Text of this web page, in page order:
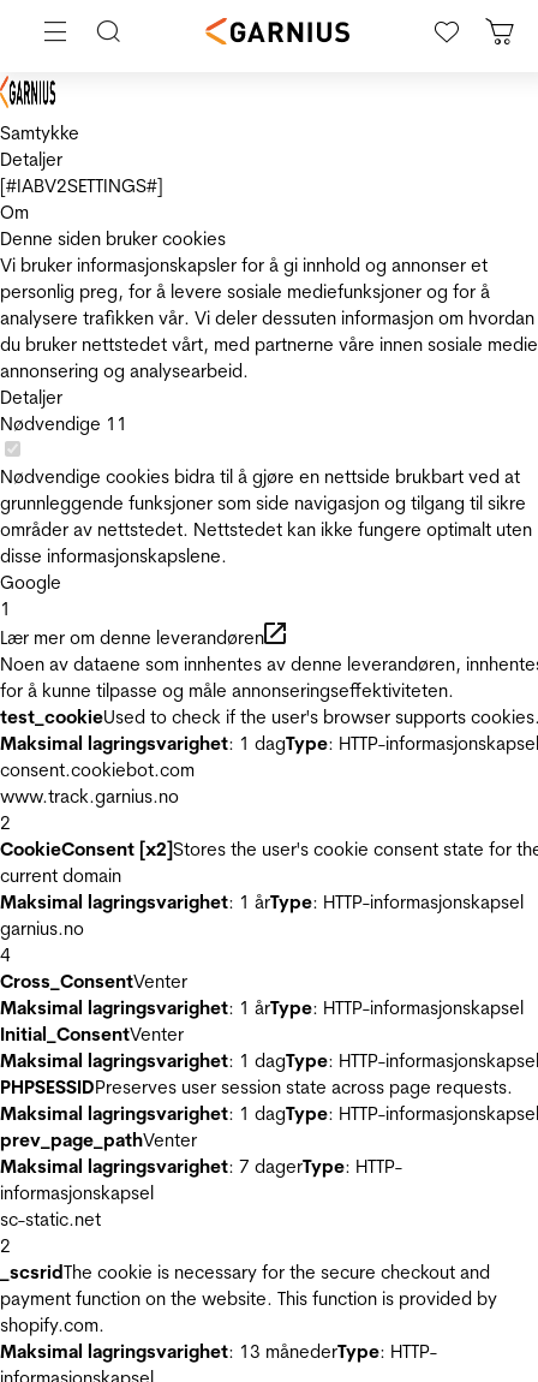
Samtykke
Detaljer
[#IABV2SETTINGS#]
Om
Denne siden bruker cookies
Vi bruker informasjonskapsler for å gi innhold og annonser et
personlig preg, for å levere sosiale mediefunksjoner og for å
analysere trafikken vår. Vi deler dessuten informasjon om hvordan
du bruker nettstedet vårt, med partnerne våre innen sosiale
annonsering og analysearbeid.
Detaljer
Nødvendige 11
Nødvendige cookies bidra til å gjøre en nettside brukbart ved at
grunnleggende funksjoner som side navigasjon og tilgang til sikre
områder av nettstedet. Nettstedet kan ikke fungere optimalt uten
disse informasjonskapslene.
Google
1
Lær mer om denne leverandøren
Noen av dataene som innhentes av denne leverandøren,
for å kunne tilpasse og måle annonseringseffektiviteten.
test_cookieUsed to check if the user's browser supports
Maksimal lagringsvarighet: 1 dagType: HTTP-informasjonskapsel
consent.cookiebot.com
www.track.garnius.no
2
CookieConsent [x2]Stores the user's cookie consent state for
current domain
Maksimal lagringsvarighet: 1 årType: HTTP-informasjonskapsel
garnius.no
4
Cross_ConsentVenter
Maksimal lagringsvarighet: 1 årType: HTTP-informasjonskapsel
Initial_ConsentVenter
Maksimal lagringsvarighet: 1 dagType: HTTP-informasjonskapsel
PHPSESSIDPreserves user session state across page requests.
Maksimal lagringsvarighet: 1 dagType: HTTP-informasjonskapsel
prev_page_pathVenter
Maksimal lagringsvarighet: 7 dagerType: HTTP-
informasjonskapsel
sc-static.net
2
_scsridThe cookie is necessary for the secure checkout and
payment function on the website. This function is provided by
shopify.com.
Maksimal lagringsvarighet: 13 månederType: HTTP-